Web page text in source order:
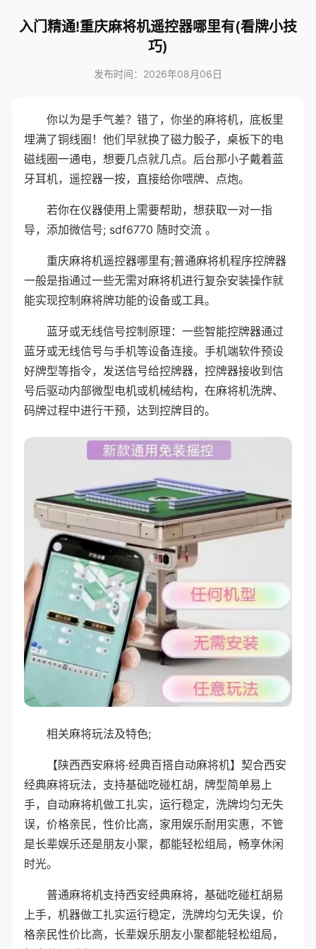
入门精通!重庆麻将机遥控器哪里有(看牌小技
巧)
发布时间：2026年08月06日
你以为是手气差？错了，你坐的麻将机，底板里
埋满了铜线圈！他们早就换了磁力骰子，桌板下的电
磁线圈一通电，想要几点就几点。后台那小子戴着蓝
牙耳机，遥控器一按，直接给你喂牌、点炮。
若你在仪器使用上需要帮助，想获取一对一指
导，添加微信号; sdf6770 随时交流 。
重庆麻将机遥控器哪里有;普通麻将机程序控牌器
一般是指通过一些无需对麻将机进行复杂安装操作就
能实现控制麻将牌功能的设备或工具。
蓝牙或无线信号控制原理：一些智能控牌器通过
蓝牙或无线信号与手机等设备连接。手机端软件预设
好牌型等指令，发送信号给控牌器，控牌器接收到信
号后驱动内部微型电机或机械结构，在麻将机洗牌、
码牌过程中进行干预，达到控牌目的。
相关麻将玩法及特色;
【陕西西安麻将·经典百搭自动麻将机】契合西安
经典麻将玩法，支持基础吃碰杠胡，牌型简单易上
手，自动麻将机做工扎实，运行稳定，洗牌均匀无失
误，价格亲民，性价比高，家用娱乐耐用实惠，不管
是长辈娱乐还是朋友小聚，都能轻松组局，畅享休闲
时光。
普通麻将机支持西安经典麻将，基础吃碰杠胡易
上手，机器做工扎实运行稳定，洗牌均匀无失误，价
格亲民性价比高，长辈娱乐朋友小聚都能轻松组局，